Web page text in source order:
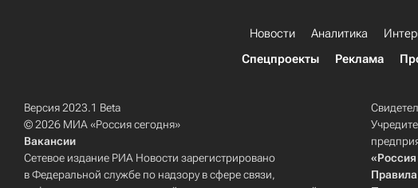
Новости Аналитика
Спецпроекты
Реклама
Версия 2023.1 Beta
© 2026 МИА «Россия сегодня»
Вакансии
Сетевое издание РИА Новости зарегистрировано
в Федеральной службе по надзору в сфере связи,
«Россия